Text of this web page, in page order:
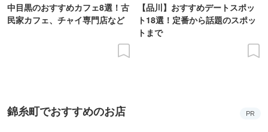
中目黒のおすすめカフェ8選！古
民家カフェ、チャイ専門店など
【品川】おすすめデートスポッ
ト18選！定番から話題のスポッ
トまで
錦糸町でおすすめのお店 PR